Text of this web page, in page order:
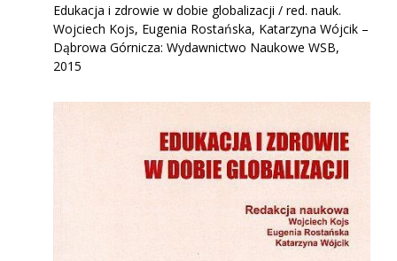
Edukacja i zdrowie w dobie globalizacji / red. nauk.
Wojciech Kojs, Eugenia Rostańska, Katarzyna Wójcik –
Dąbrowa Górnicza: Wydawnictwo Naukowe WSB,
2015